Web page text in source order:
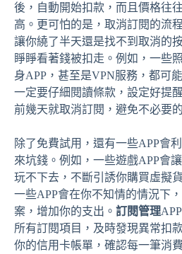
後，自動開始扣款，而且價格往
高。更可怕的是，取消訂閱的流
讓你繞了半天還是找不到取消的
睜睜看著錢被扣走。例如，一些
身APP，甚至是VPN服務，都可
一定要仔細閱讀條款，設定好提
前幾天就取消訂閱，避免不必要
除了免費試用，還有一些APP會
來坑錢。例如，一些遊戲APP會
玩不下去，不斷引誘你購買虛擬
一些APP會在你不知情的情況下
案，增加你的支出。 訂閱管理
所有訂閱項目，及時發現異常扣
你的信用卡帳單，確認每一筆消